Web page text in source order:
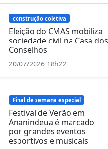
construção coletiva
Eleição do CMAS mobiliza
sociedade civil na Casa dos
Conselhos
20/07/2026 18h22
Final de semana especial
Festival de Verão em
Ananindeua é marcado
por grandes eventos
esportivos e musicais